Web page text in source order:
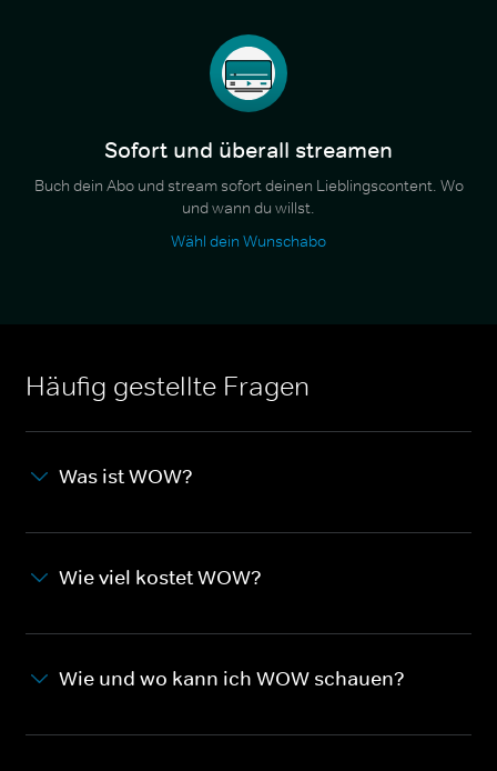
Sofort und überall streamen
Buch dein Abo und stream sofort deinen Lieblingscontent. Wo
und wann du willst.
Wähl dein Wunschabo
Häufig gestellte Fragen
Was ist WOW?
Wie viel kostet WOW?
Wie und wo kann ich WOW schauen?